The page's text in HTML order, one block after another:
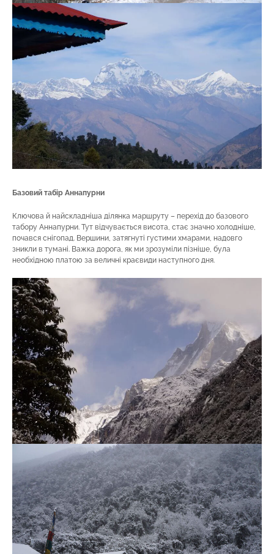
Базовий табір Аннапурни
Ключова й найскладніша ділянка маршруту – перехід до базового
табору Аннапурни. Тут відчувається висота, стає значно холодніше,
почався снігопад. Вершини, затягнуті густими хмарами, надовго
зникли в тумані. Важка дорога, як ми зрозуміли пізніше, була
необхідною платою за величні краєвиди наступного дня.